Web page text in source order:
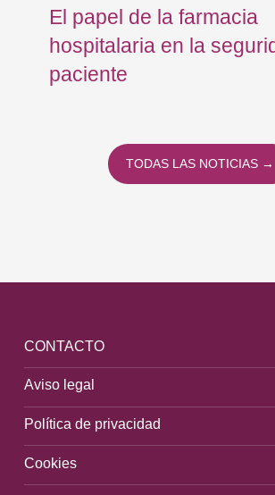
El papel de la farmacia
hospitalaria en la
paciente
TODAS LAS NOTICIAS →
CONTACTO
Aviso legal
Política de privacidad
Cookies